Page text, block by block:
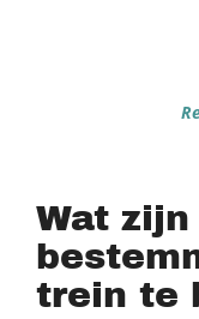
Wat
trein te